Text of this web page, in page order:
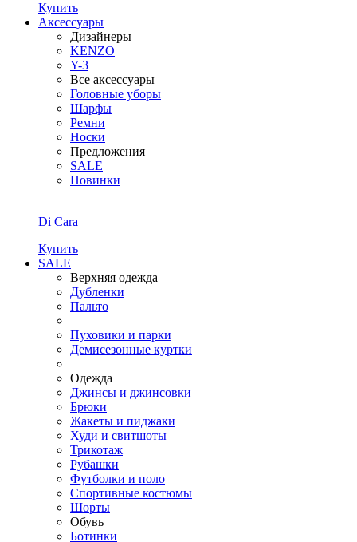
Купить
Аксессуары
Дизайнеры
KENZO
Y-3
Все аксессуары
Головные уборы
Шарфы
Ремни
Носки
Предложения
SALE
Новинки
Di Cara
Купить
SALE
Верхняя одежда
Дубленки
Пальто
Пуховики и парки
Демисезонные куртки
Одежда
Джинсы и джинсовки
Брюки
Жакеты и пиджаки
Худи и свитшоты
Трикотаж
Рубашки
Футболки и поло
Спортивные костюмы
Шорты
Обувь
Ботинки